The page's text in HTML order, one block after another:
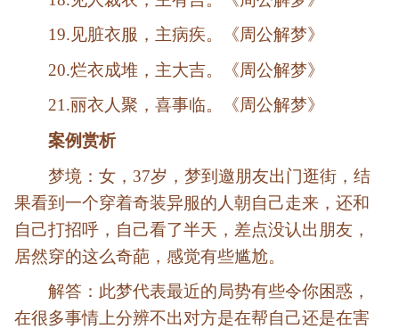
19.见脏衣服，主病疾。《周公解梦》
20.烂衣成堆，主大吉。《周公解梦》
21.丽衣人聚，喜事临。《周公解梦》
案例赏析
梦境：女，37岁，梦到邀朋友出门逛街，结
果看到一个穿着奇装异服的人朝自己走来，还和
自己打招呼，自己看了半天，差点没认出朋友，
居然穿的这么奇葩，感觉有些尴尬。
解答：此梦代表最近的局势有些令你困惑，
在很多事情上分辨不出对方是在帮自己还是在害